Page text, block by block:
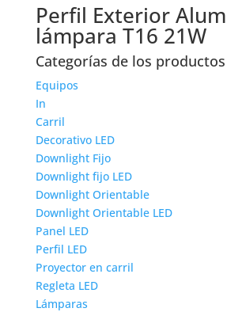
Perfil Exterior
lámpara T16 21W
Categorías de los productos
Equipos
In
Carril
Decorativo LED
Downlight Fijo
Downlight fijo LED
Downlight Orientable
Downlight Orientable LED
Panel LED
Perfil LED
Proyector en carril
Regleta LED
Lámparas